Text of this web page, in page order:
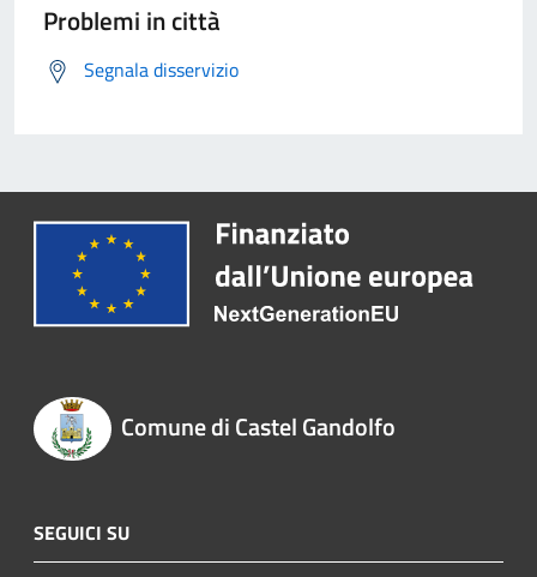
Problemi in città
Segnala disservizio
Comune di Castel Gandolfo
SEGUICI SU